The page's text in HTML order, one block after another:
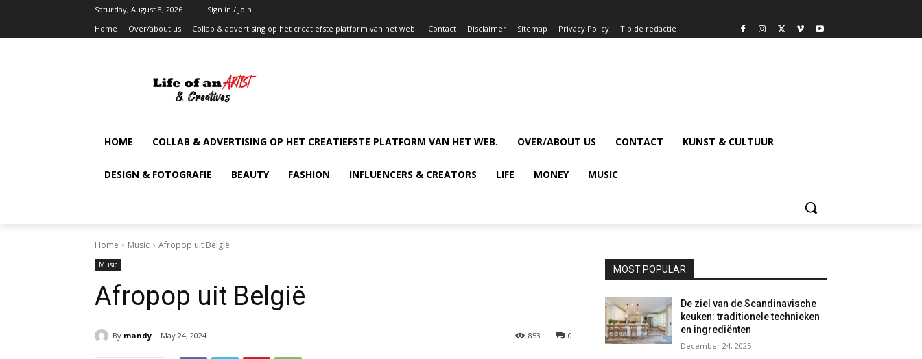
Saturday, August 8, 2026
Sign in / Join
Home
Over/about us Collab & advertising op het creatiefste platform van het web. Contact Disclaimer Sitemap Privacy Policy Tip de redactie
HOME COLLAB & ADVERTISING OP HET CREATIEFSTE PLATFORM VAN HET WEB. OVER/ABOUT US CONTACT KUNST & CULTUUR
DESIGN & FOTOGRAFIE BEAUTY FASHION INFLUENCERS & CREATORS LIFE MONEY MUSIC
Home Music Afropop uit België
Music
Afropop uit België
By mandy May 24, 2024 0
853
MOST POPULAR
De ziel van de Scandinavische
keuken: traditionele technieken
en ingrediënten
December 24, 2025